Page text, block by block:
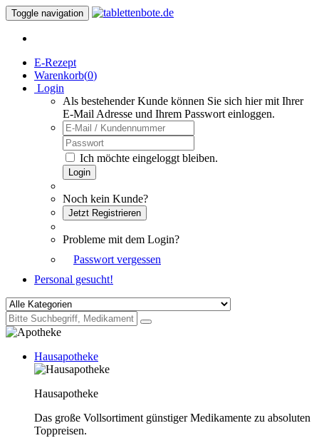
Toggle navigation
E-Rezept
Warenkorb(0)
Login
Als bestehender Kunde können Sie sich hier mit Ihrer
E-Mail Adresse und Ihrem Passwort einloggen.
Ich möchte eingeloggt bleiben.
Login
Noch kein Kunde?
Jetzt Registrieren
Probleme mit dem Login?
Passwort vergessen
Personal gesucht!
Hausapotheke
Hausapotheke
Das große Vollsortiment günstiger Medikamente zu absoluten
Toppreisen.